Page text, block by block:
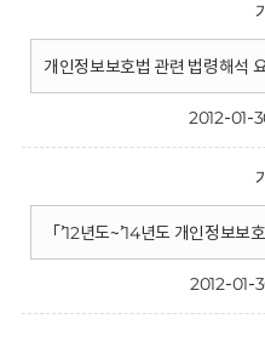
개인정보보호법 관련 법령해석
2012-01-
「’12년도~’14년도 개인정보보
2012-01-